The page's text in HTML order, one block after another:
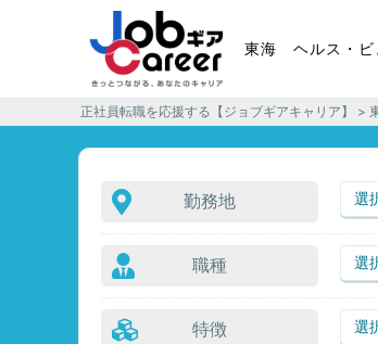
東海 ヘルス・ビ
正社員転職を応援する【ジョブギアキャリア】 >
勤務地 選
職種 選
特徴 選